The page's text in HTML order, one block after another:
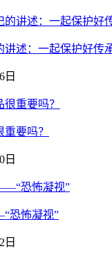
讲述：一起保护好传
日
要吗？
日
恐怖凝视”
日